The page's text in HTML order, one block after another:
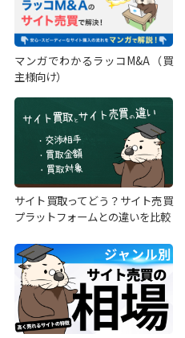
マンガでわかるラッコM&A（買
主様向け）
サイト買取ってどう？サイト売買
プラットフォームとの違いを比較